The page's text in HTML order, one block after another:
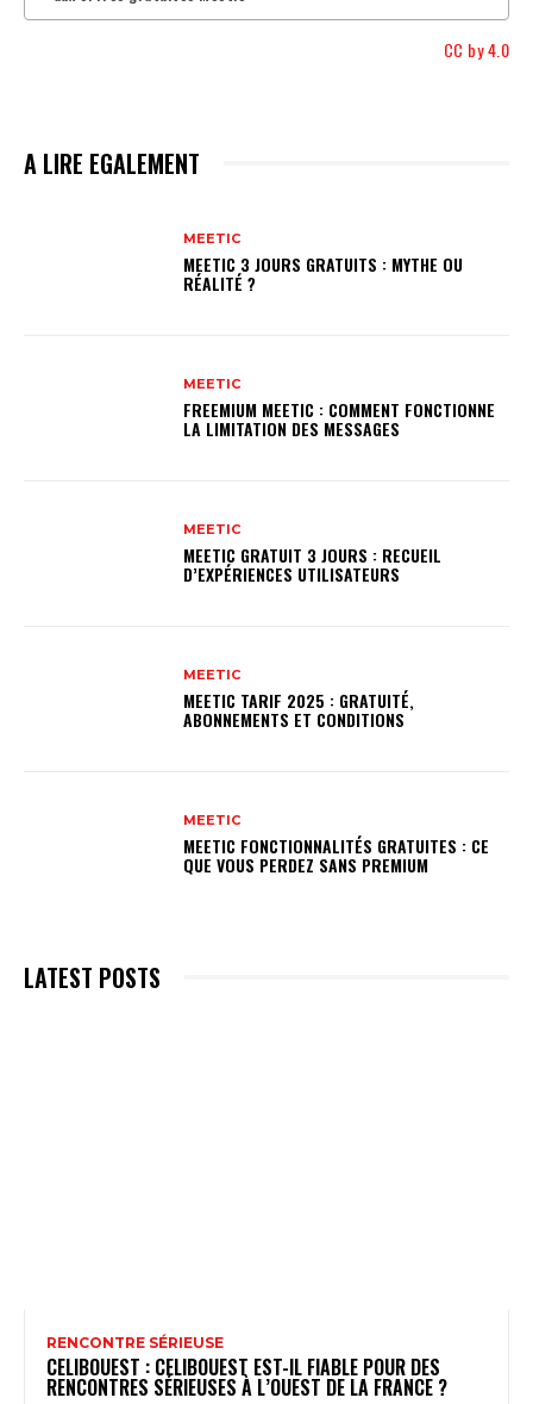
CC by 4.0
A LIRE EGALEMENT
MEETIC
MEETIC 3 JOURS GRATUITS : MYTHE OU
RÉALITÉ ?
MEETIC
FREEMIUM MEETIC : COMMENT FONCTIONNE
LA LIMITATION DES MESSAGES
MEETIC
MEETIC GRATUIT 3 JOURS : RECUEIL
D’EXPÉRIENCES UTILISATEURS
MEETIC
MEETIC TARIF 2025 : GRATUITÉ,
ABONNEMENTS ET CONDITIONS
MEETIC
MEETIC FONCTIONNALITÉS GRATUITES : CE
QUE VOUS PERDEZ SANS PREMIUM
LATEST POSTS
RENCONTRE SÉRIEUSE
CELIBOUEST : CELIBOUEST EST-IL FIABLE POUR DES
RENCONTRES SÉRIEUSES À L’OUEST DE LA FRANCE ?